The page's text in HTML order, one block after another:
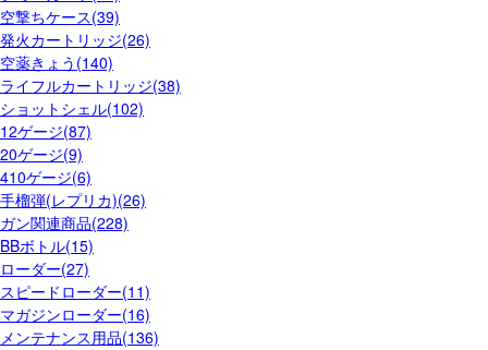
空撃ちケース(39)
発火カートリッジ(26)
空薬きょう(140)
ライフルカートリッジ(38)
ショットシェル(102)
12ゲージ(87)
20ゲージ(9)
410ゲージ(6)
手榴弾(レプリカ)(26)
ガン関連商品(228)
BBボトル(15)
ローダー(27)
スピードローダー(11)
マガジンローダー(16)
メンテナンス用品(136)